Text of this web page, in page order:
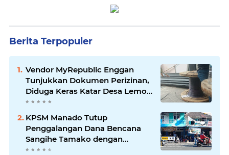
Berita Terpopuler
Vendor MyRepublic Enggan
Tunjukkan Dokumen Perizinan,
Diduga Keras Katar Desa Lemo
Disebut Handle Kordinasi
KPSM Manado Tutup
Penggalangan Dana Bencana
Sangihe Tamako dengan
Semangat Tinggi, Dihadiri